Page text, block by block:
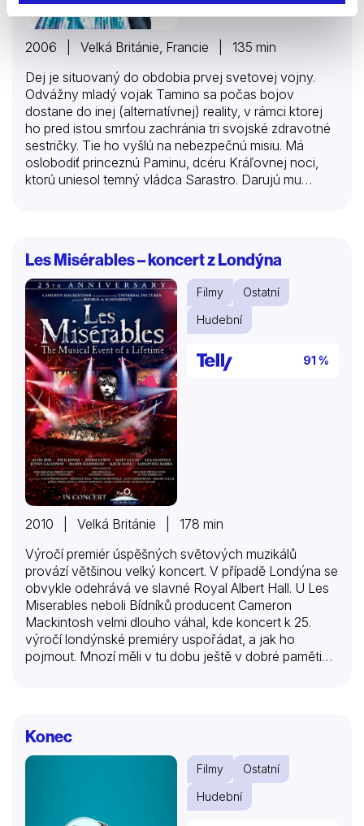
2006 | Velká Británie, Francie | 135 min
Dej je situovaný do obdobia prvej svetovej vojny.
Odvážny mladý vojak Tamino sa počas bojov
dostane do inej (alternatívnej) reality, v rámci ktorej
ho pred istou smrťou zachránia tri svojské zdravotné
sestričky. Tie ho vyšlú na nebezpečnú misiu. Má
oslobodiť princeznú Paminu, dcéru Kráľovnej noci,
ktorú uniesol temný vládca Sarastro. Darujú mu
Wolfganga Amadea Mozarta nie je typickou
rozprávkou, obsahuje množstvo revolučných a
slobodomurárskych motívov.
Les Misérables – koncert z Londýna
Filmy
Ostatní
Hudební
91 %
2010 | Velká Británie | 178 min
Výročí premiér úspěšných světových muzikálů
provází většinou velký koncert. V případě Londýna se
obvykle odehrává ve slavné Royal Albert Hall. U Les
Miserables neboli Bídníků producent Cameron
Mackintosh velmi dlouho váhal, kde koncert k 25.
výročí londýnské premiéry uspořádat, a jak ho
pojmout. Mnozí měli v tu dobu ještě v dobré paměti
bylo jasné, že čtvrtstoletí je třeba oslavit jinak a ve
větším formátu. Vznikla myšlenka zaplnit obrovitou
londýnskou arénu O2. Na hlavní představení plné
hvězd (koncertů proběhlo více, ale právě jen tento
měl unikátní obsazení) byla hala…
Konec
Filmy
Ostatní
Hudební